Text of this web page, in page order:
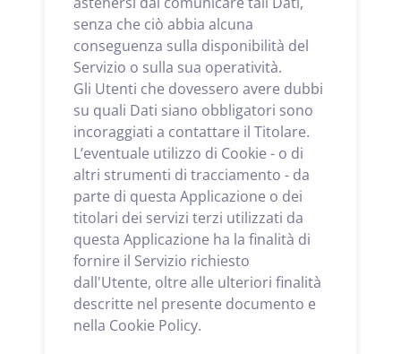
senza che ciò abbia alcuna
conseguenza sulla disponibilità del
Servizio o sulla sua operatività.
Gli Utenti che dovessero avere dubbi
su quali Dati siano obbligatori sono
incoraggiati a contattare il Titolare.
L’eventuale utilizzo di Cookie - o di
altri strumenti di tracciamento - da
parte di questa Applicazione o dei
titolari dei servizi terzi utilizzati da
questa Applicazione ha la finalità di
fornire il Servizio richiesto
dall'Utente, oltre alle ulteriori finalità
descritte nel presente documento e
nella Cookie Policy.